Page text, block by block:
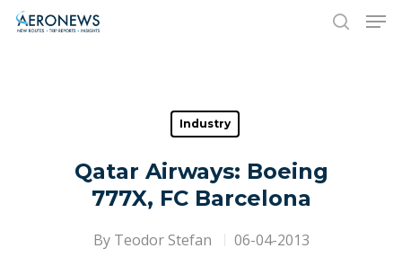
Hit enter to search or ESC to close
Industry
Qatar Airways: Boeing
777X, FC Barcelona
By Teodor Stefan 06-04-2013